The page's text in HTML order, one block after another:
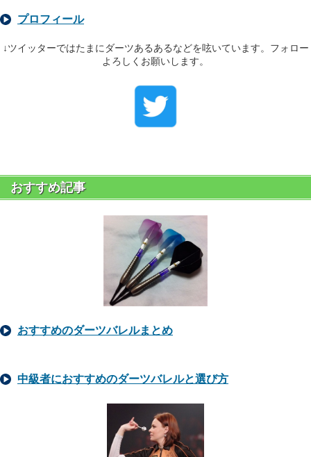
プロフィール
↓ツイッターではたまにダーツあるあるなどを呟いています。フォロー
よろしくお願いします。
おすすめ記事
おすすめのダーツバレルまとめ
中級者におすすめのダーツバレルと選び方